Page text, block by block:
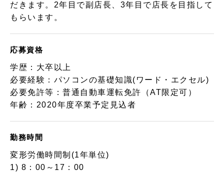
だきます。2年目で副店長、3年目で店長を目指して
もらいます。
応募資格
学歴：大卒以上
必要経験：パソコンの基礎知識(ワード・エクセル)
必要免許等：普通自動車運転免許（AT限定可）
年齢：2020年度卒業予定見込者
勤務時間
変形労働時間制(1年単位)
1) 8：00～17：00